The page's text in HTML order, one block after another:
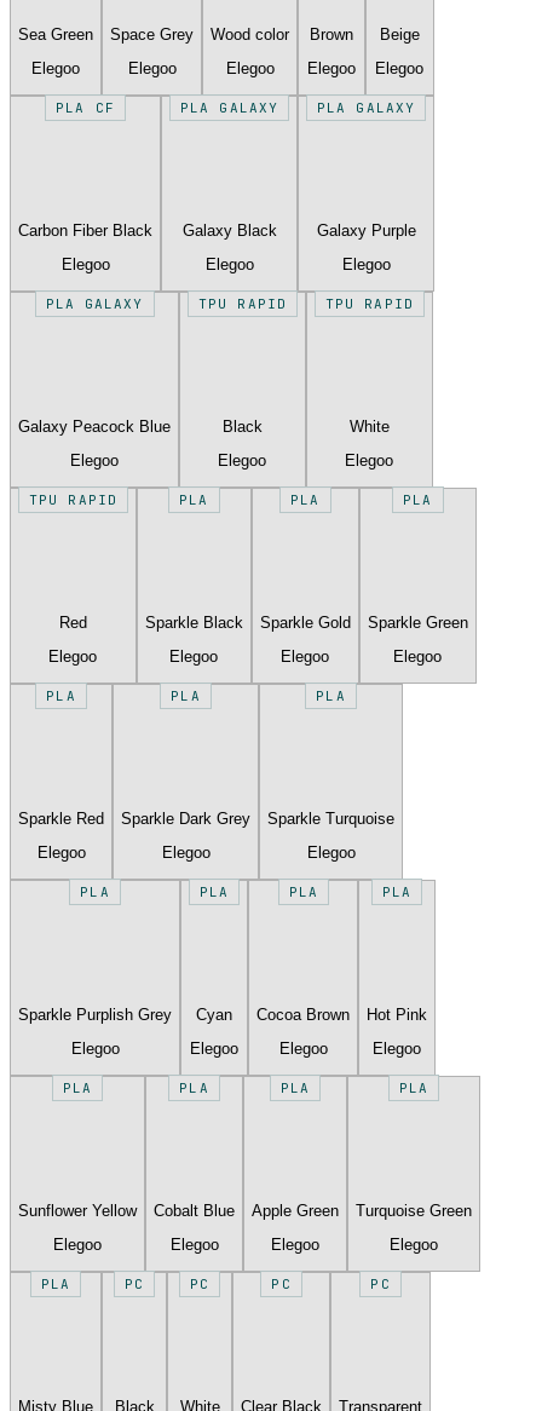
Sea Green
Elegoo
Space Grey
Elegoo
Wood color
Elegoo
Brown
Elegoo
Beige
Elegoo
PLA CF
Carbon Fiber Black
Elegoo
PLA GALAXY
Galaxy Black
Elegoo
PLA GALAXY
Galaxy Purple
Elegoo
PLA GALAXY
Galaxy Peacock Blue
Elegoo
TPU RAPID
Black
Elegoo
TPU RAPID
White
Elegoo
TPU RAPID
Red
Elegoo
PLA
Sparkle Black
Elegoo
PLA
Sparkle Gold
Elegoo
PLA
Sparkle Green
Elegoo
PLA
Sparkle Red
Elegoo
PLA
Sparkle Dark Grey
Elegoo
PLA
Sparkle Turquoise
Elegoo
PLA
Sparkle Purplish Grey
Elegoo
PLA
Cyan
Elegoo
PLA
Cocoa Brown
Elegoo
PLA
Hot Pink
Elegoo
PLA
Sunflower Yellow
Elegoo
PLA
Cobalt Blue
Elegoo
PLA
Apple Green
Elegoo
PLA
Turquoise Green
Elegoo
PLA
Misty Blue
PC
Black
PC
White
PC
Clear Black
PC
Transparent